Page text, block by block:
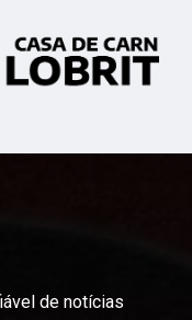
de notícias